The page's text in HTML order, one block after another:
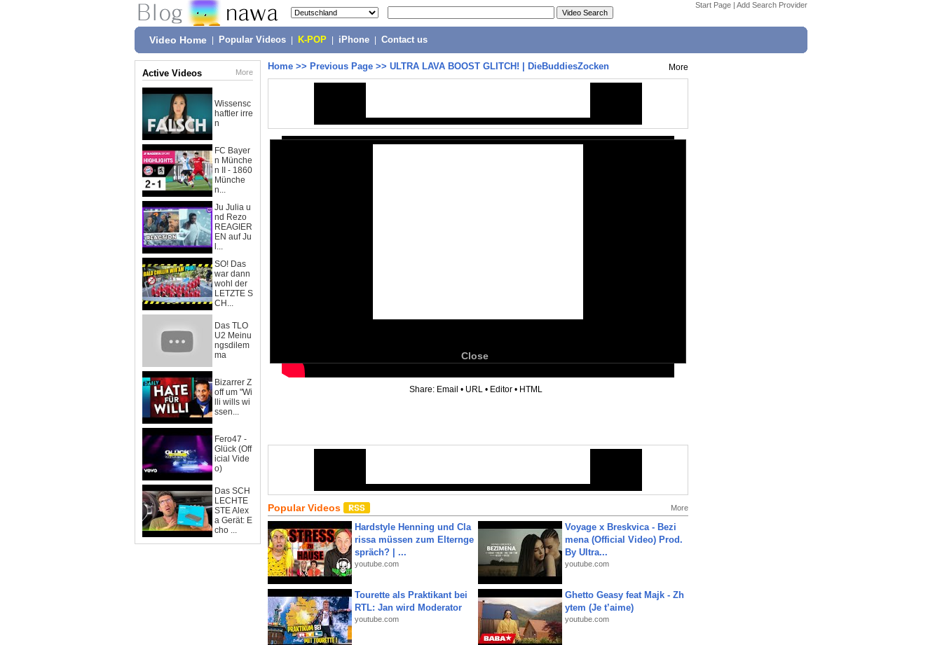
Start Page | Add Search Provider
Video Home Popular Videos K-POP iPhone Contact us
Active Videos More
Wissensc
haftler irre
n
FC Bayer
n Münche
n II - 1860
Münche
n...
Ju Julia u
nd Rezo
REAGIER
EN auf Ju
l...
SO! Das
war dann
wohl der
LETZTE S
CH...
Das TLO
U2 Meinu
ngsdilem
ma
Bizarrer Z
off um "Wi
lli wills wi
ssen...
Fero47 -
Glück (Off
icial Vide
o)
Das SCH
LECHTE
STE Alex
a Gerät: E
cho ...
Home >> Previous Page >> ULTRA LAVA BOOST GLITCH! | DieBuddiesZocken More
Close
Share: Email • URL • Editor • HTML
Popular Videos More
Hardstyle Henning und Cla
rissa müssen zum Elternge
spräch? | ...
youtube.com
Voyage x Breskvica - Bezi
mena (Official Video) Prod.
By Ultra...
youtube.com
Tourette als Praktikant bei
RTL: Jan wird Moderator
youtube.com
Ghetto Geasy feat Majk - Zh
ytem (Je t’aime)
youtube.com